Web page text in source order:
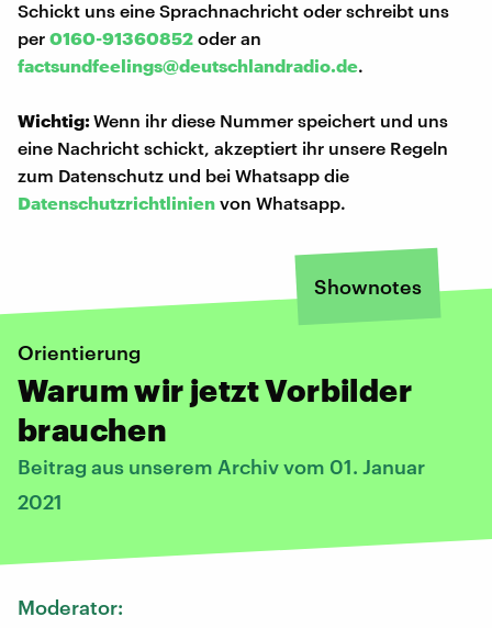
Schickt uns eine Sprachnachricht oder schreibt uns
per 0160-91360852 oder an
factsundfeelings@deutschlandradio.de.
Wichtig:Wenn ihr diese Nummer speichert und uns
eine Nachricht schickt, akzeptiert ihr unsere Regeln
zum Datenschutz und bei Whatsapp die
Datenschutzrichtlinien von Whatsapp.
Shownotes
Orientierung
Warum wir jetzt Vorbilder
brauchen
Beitrag aus unserem Archiv vom 01. Januar
2021
Moderator: